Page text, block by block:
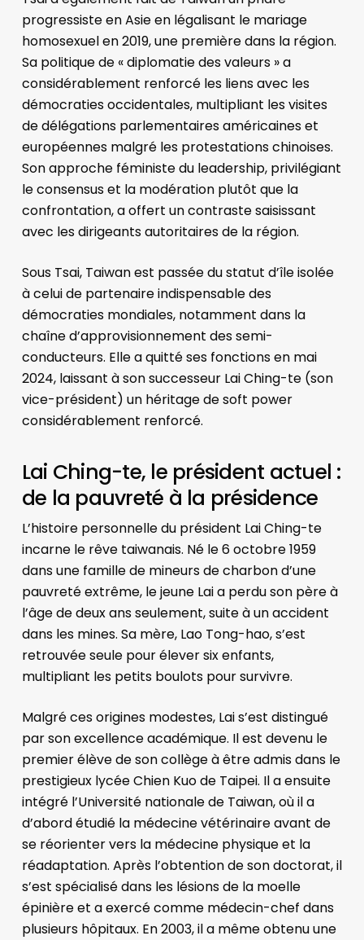
progressiste en Asie en légalisant le mariage
homosexuel en 2019, une première dans la région.
Sa politique de « diplomatie des valeurs » a
considérablement renforcé les liens avec les
démocraties occidentales, multipliant les visites
de délégations parlementaires américaines et
européennes malgré les protestations chinoises.
Son approche féministe du leadership, privilégiant
le consensus et la modération plutôt que la
confrontation, a offert un contraste saisissant
avec les dirigeants autoritaires de la région.
Sous Tsai, Taiwan est passée du statut d’île isolée
à celui de partenaire indispensable des
démocraties mondiales, notamment dans la
chaîne d’approvisionnement des semi-
conducteurs. Elle a quitté ses fonctions en mai
2024, laissant à son successeur Lai Ching-te (son
vice-président) un héritage de soft power
considérablement renforcé.
Lai Ching-te, le président actuel :
de la pauvreté à la présidence
L’histoire personnelle du président Lai Ching-te
incarne le rêve taiwanais. Né le 6 octobre 1959
dans une famille de mineurs de charbon d’une
pauvreté extrême, le jeune Lai a perdu son père à
l’âge de deux ans seulement, suite à un accident
dans les mines. Sa mère, Lao Tong-hao, s’est
retrouvée seule pour élever six enfants,
multipliant les petits boulots pour survivre.
Malgré ces origines modestes, Lai s’est distingué
par son excellence académique. Il est devenu le
premier élève de son collège à être admis dans le
prestigieux lycée Chien Kuo de Taipei. Il a ensuite
intégré l’Université nationale de Taiwan, où il a
d’abord étudié la médecine vétérinaire avant de
se réorienter vers la médecine physique et la
réadaptation. Après l’obtention de son doctorat, il
s’est spécialisé dans les lésions de la moelle
épinière et a exercé comme médecin-chef dans
plusieurs hôpitaux. En 2003, il a même obtenu une